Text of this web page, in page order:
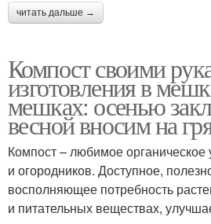
читать дальше →
Компост своими
изготовления в
мешках: осенью
весной вносим на
Компост – любимое органическое
и огородников. Доступное,
восполняющее потребность
и питательных веществах,